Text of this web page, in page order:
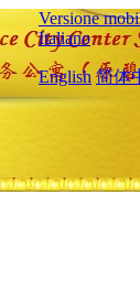
Versione
Italiano
English 简体